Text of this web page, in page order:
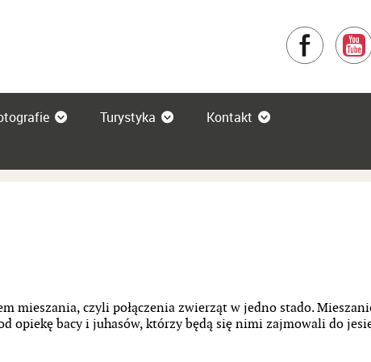
Facebook
Turystyka Kontakt
mieszania, czyli połączenia zwierząt w jedno stado.
opiekę bacy i juhasów, którzy będą się nimi zajmowali do